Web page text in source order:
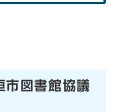
図書館協議